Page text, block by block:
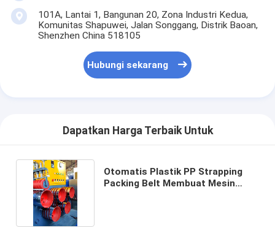
101A, Lantai 1, Bangunan 20, Zona Industri Kedua,
Komunitas Shapuwei, Jalan Songgang, Distrik Baoan,
Shenzhen China 518105
Hubungi sekarang
Dapatkan Harga Terbaik Untuk
Otomatis Plastik PP Strapping
Packing Belt Membuat Mesin